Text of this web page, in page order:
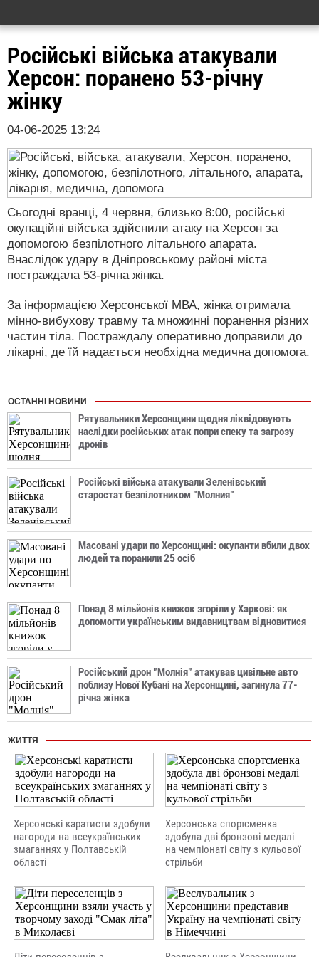
Російські війська атакували
Херсон: поранено 53-річну
жінку
04-06-2025 13:24
Сьогодні вранці, 4 червня, близько 8:00, російські
окупаційні війська здійснили атаку на Херсон за
допомогою безпілотного літального апарата.
Внаслідок удару в Дніпровському районі міста
постраждала 53-річна жінка.
За інформацією Херсонської МВА, жінка отримала
мінно-вибухову травму та множинні поранення різних
частин тіла. Постраждалу оперативно доправили до
лікарні, де їй надається необхідна медична допомога.
ОСТАННІ НОВИНИ
Рятувальники Херсонщини щодня ліквідовують
наслідки російських атак попри спеку та загрозу
дронів
Російські війська атакували Зеленівський
старостат безпілотником "Молния"
Масовані удари по Херсонщині: окупанти вбили двох
людей та поранили 25 осіб
Понад 8 мільйонів книжок згоріли у Харкові: як
допомогти українським видавництвам відновитися
Російський дрон "Молнія" атакував цивільне авто
поблизу Нової Кубані на Херсонщині, загинула 77-
річна жінка
ЖИТТЯ
Херсонські каратисти здобули
нагороди на всеукраїнських
змаганнях у Полтавській
області
Херсонська спортсменка
здобула дві бронзові медалі
на чемпіонаті світу з кульової
стрільби